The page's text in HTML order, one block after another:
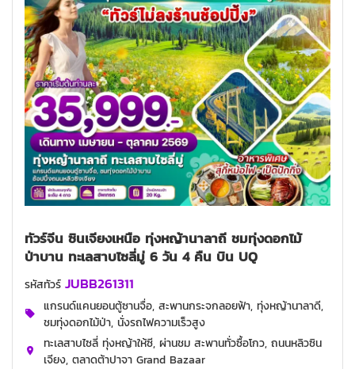
ทัวร์จีน ซินเจียงเหนือ ทุ่งหญ้านาลาถี ชมทุ่งดอกไม้
ป่าบาน ทะเลสาบไซลี่มู่ 6 วัน 4 คืน บิน UQ
รหัสทัวร์ JUBB261311
แกรนด์แคนยอนตู้ซานจื่อ, สะพานกระจกลอยฟ้า, ทุ่งหญ้านาลาดี,
ชมทุ่งดอกไม้ป่า, นั่งรถไฟความเร็วสูง
ทะเลสาบไซลี่ ทุ่งหญ้าให้ซี, ผ่านชม สะพานทั่วซื้อโกว, ถนนหลิวซิน
เจียง, ตลาดต้าปาจา Grand Bazaar